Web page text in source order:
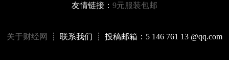
友情链接： 9元服装包邮
关于财经网 ┊ 联系我们 ┊ 投稿邮箱：5 146 761 13 @qq.com